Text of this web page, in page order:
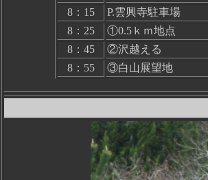
8：15
P.雲興寺駐車場
8：25
①0.5ｋｍ地点
8：45
②沢越える
8：55
③白山展望地